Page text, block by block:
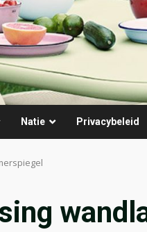
Natie Privacybeleid